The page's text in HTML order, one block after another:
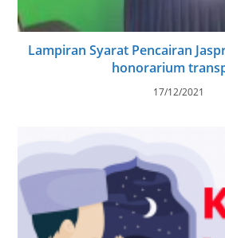
Lampiran Syarat Pencairan
honorarium
17/12/2021